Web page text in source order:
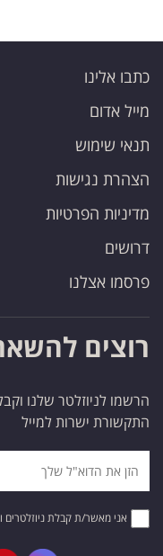
כתבו אלינו
מייל אדום
תנאי שימוש
הצהרת נגישות
מדיניות הפרטיות
דרושים
פרסמו אצלנו
רוצים
הרשמו לניוזלטר שלנו
התקשורת ישרות למייל
אני מאשר/ת קבלת ניוזלטרים